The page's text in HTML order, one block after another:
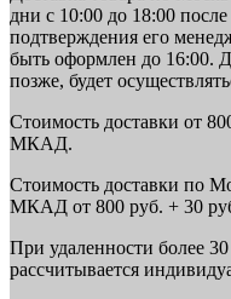
дни с 10:00 до 18:00
подтверждения его
быть оформлен до 16:00.
позже, будет
Стоимость доставки от
МКАД.
Стоимость доставки по
МКАД от 800 руб. + 30
При удаленности более
рассчитывается